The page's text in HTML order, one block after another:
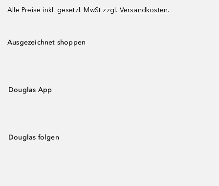
Alle Preise inkl. gesetzl. MwSt zzgl. Versandkosten.
Ausgezeichnet shoppen
Douglas App
Douglas folgen